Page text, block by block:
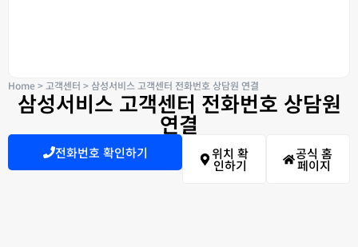
Home>고객센터 >삼성서비스 고객센터 전화번호 상담원 연결
삼성서비스 고객센터 전화번호 상담원
연결
전화번호 확인하기 위치 확
인하기
공식 홈
페이지